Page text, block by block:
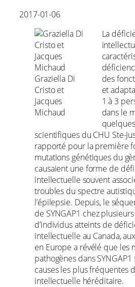
2017-01-06
Graziella Di
Cristo et
Jacques
Michaud
La
des
et
1 à 3
dans le
scientifiques du CHU Ste-
rapporté pour la première
mutations génétiques du
causaient une forme de
intellectuelle souvent
troubles du spectre
l’épilepsie. Depuis, le
de SYNGAP1 chez
d’individus atteints de
intellectuelle au Canada,
en Europe a révélé que les
pathogènes dans SYNGAP1
causes les plus fréquentes
intellectuelle héréditaire.